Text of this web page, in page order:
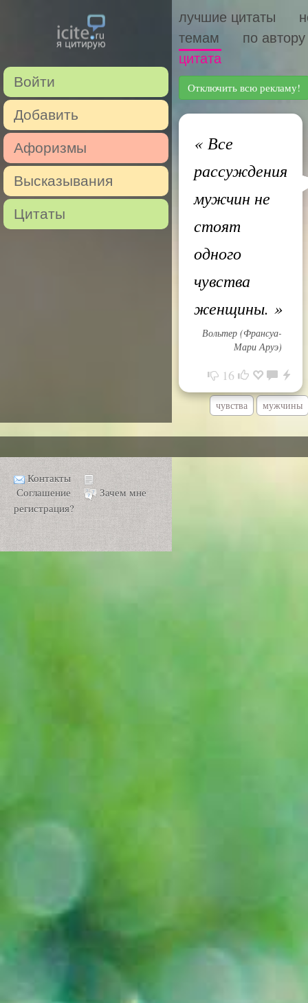
Войти
Добавить
Афоризмы
Высказывания
Цитаты
лучшие цитаты
темам
по автору
цитата
Отключить всю рекламу!
«Все
рассуждения
мужчин не
стоят
одного
чувства
женщины. »
Вольтер (Франсуа-
Мари Аруэ)
16
чувства мужчины
Контакты
Соглашение
Зачем мне
регистрация?